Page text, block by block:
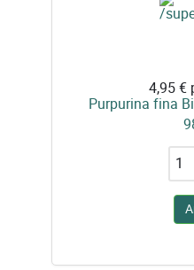
4,95 €
Purpurina fina